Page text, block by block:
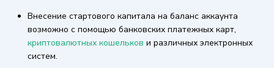
Внесение стартового капитала на баланс аккаунта
возможно с помощью банковских платежных карт,
криптовалютных кошельков и различных электронных
систем.